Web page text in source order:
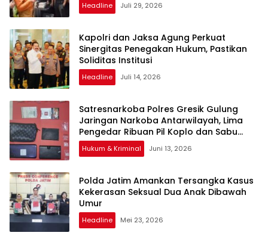
Headline Juli 29, 2026
Kapolri dan Jaksa Agung Perkuat
Sinergitas Penegakan Hukum, Pastikan
Soliditas Institusi
Headline Juli 14, 2026
Satresnarkoba Polres Gresik Gulung
Jaringan Narkoba Antarwilayah, Lima
Pengedar Ribuan Pil Koplo dan Sabu
Disikat
Hukum & Kriminal Juni 13, 2026
Polda Jatim Amankan Tersangka Kasus
Kekerasan Seksual Dua Anak Dibawah
Umur
Headline Mei 23, 2026